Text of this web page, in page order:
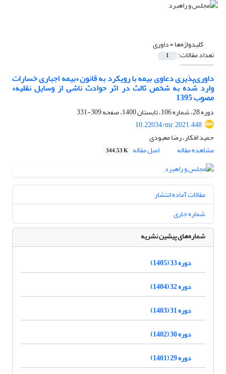
کلیدواژه‌ها =داوری
تعداد مقالات: 1
داوری‌پذیری دعاوی بیمه با رویکرد به قانون «بیمه اجباری خسارات
وارد شده به شخص ثالث در اثر حوادث ناشی از وسایل نقلیه»
مصوب 1395
دوره 28، شماره 106، تابستان 1400، صفحه
309-331
10.22034/mr.2021.448
حمید افکار، رضا معبودی
مشاهده مقاله
اصل مقاله 344.53 K
مقالات آماده انتشار
شماره جاری
شماره‌های پیشین نشریه
دوره 33 (1405)
دوره 32 (1404)
دوره 31 (1403)
دوره 30 (1402)
دوره 29 (1401)